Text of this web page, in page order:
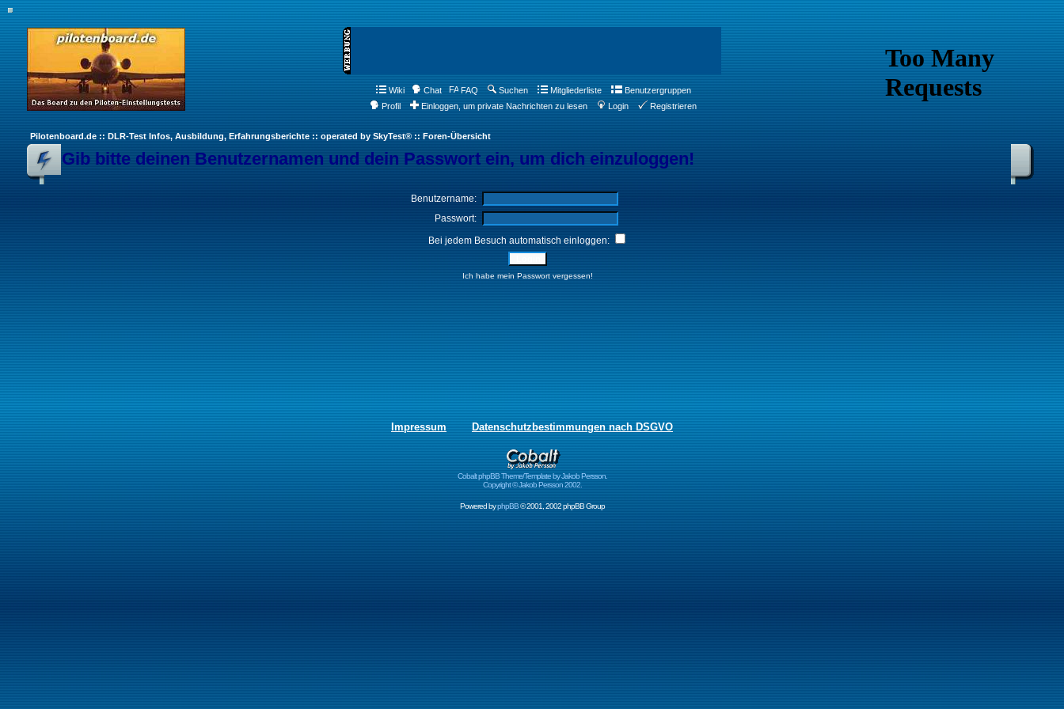
Wiki Chat FAQ Suchen Mitgliederliste
Benutzergruppen
Profil
Einloggen, um private Nachrichten zu lesen Login Registrieren
Pilotenboard.de :: DLR-Test Infos, Ausbildung, Erfahrungsberichte :: operated by SkyTest® :: Foren-Übersicht
Gib bitte deinen Benutzernamen und dein Passwort ein, um dich einzuloggen!
Benutzername:
Passwort:
Bei jedem Besuch automatisch einloggen:
Ich habe mein Passwort vergessen!
Impressum Datenschutzbestimmungen nach DSGVO
Cobalt phpBB Theme/Template by Jakob Persson.
Copyright © Jakob Persson 2002.
Powered byphpBB© 2001, 2002 phpBB Group